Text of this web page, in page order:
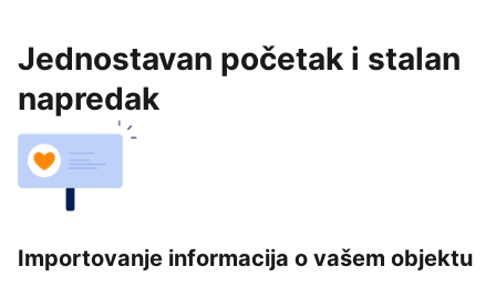
Jednostavan početak i stalan
napredak
Importovanje informacija o vašem objektu